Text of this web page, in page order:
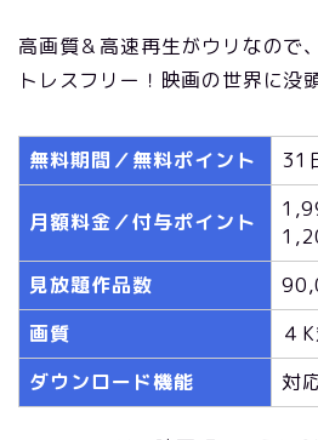
高画質＆高速再生がウリなので
トレスフリー！映画の世界に没
無料期間／無料ポイント 31
月額料金／付与ポイント
見放題作品数
画質
４
ダウンロード機能
対